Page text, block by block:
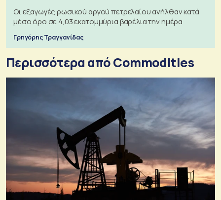
Οι εξαγωγές ρωσικού αργού πετρελαίου ανήλθαν κατά
μέσο όρο σε 4,03 εκατομμύρια βαρέλια την ημέρα
Γρηγόρης Τραγγανίδας
Περισσότερα από Commodities